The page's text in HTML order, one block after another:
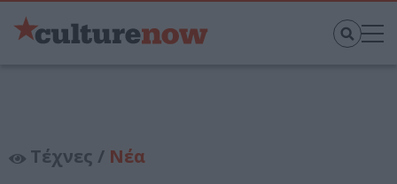
Τέχνες / Νέα